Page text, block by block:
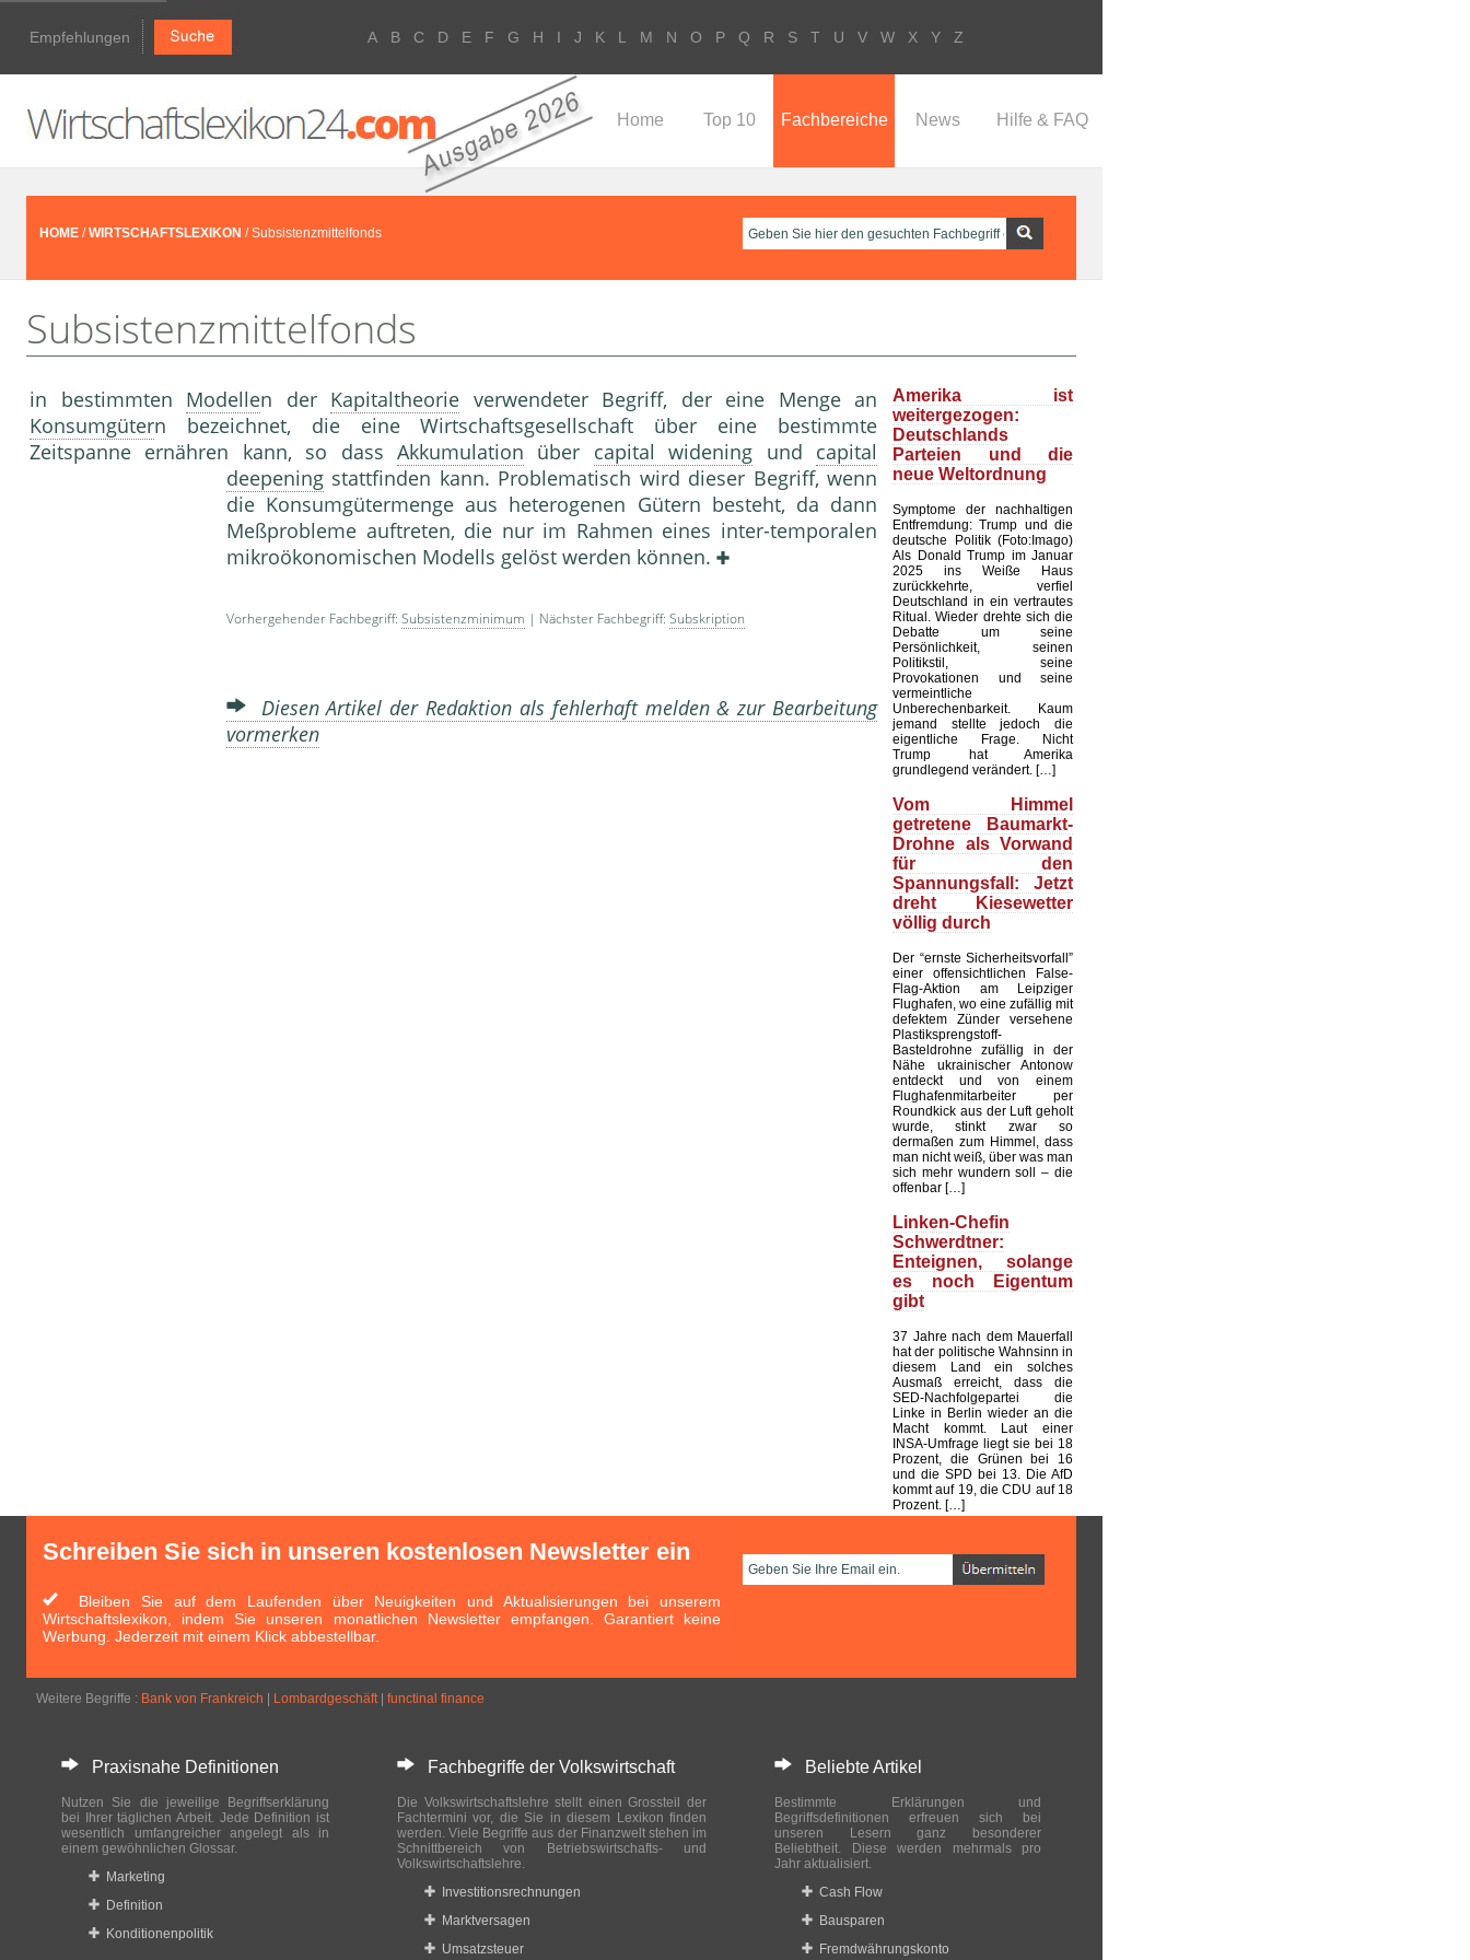
Empfehlungen A B C D E F G H I J K L M N O P Q R S T U V W X Y Z
Home Top 10 Fachbereiche News Hilfe & FAQ
HOME /WIRTSCHAFTSLEXIKON / Subsistenzmittelfonds
Subsistenzmittelfonds
in bestimmten Modellen der Kapitaltheorie verwendeter Begriff, der eine Menge an
Konsumgütern bezeichnet, die eine Wirtschaftsgesellschaft über eine bestimmte
Zeitspanne ernähren kann, so dass Akkumulation über capital widening und capital
deepening stattfinden kann. Problematisch wird dieser Begriff, wenn
die Konsumgütermenge aus heterogenen Gütern besteht, da dann
Meßprobleme auftreten, die nur im Rahmen eines inter-temporalen
mikroökonomischen Modells gelöst werden können.
Vorhergehender Fachbegriff: Subsistenzminimum | Nächster Fachbegriff: Subskription
Diesen Artikel der Redaktion als fehlerhaft melden & zur Bearbeitung
vormerken
Amerika ist
weitergezogen:
Deutschlands
Parteien und die
neue Weltordnung
Symptome der nachhaltigen
Entfremdung: Trump und die
deutsche Politik (Foto:Imago)
Als Donald Trump im Januar
2025 ins Weiße Haus
zurückkehrte, verfiel
Deutschland in ein vertrautes
Ritual. Wieder drehte sich die
Debatte um seine
Persönlichkeit, seinen
Politikstil, seine
Provokationen und seine
vermeintliche
Unberechenbarkeit. Kaum
jemand stellte jedoch die
eigentliche Frage. Nicht
Trump hat Amerika
grundlegend verändert. […]
Vom Himmel
getretene Baumarkt-
Drohne als Vorwand
für den
Spannungsfall: Jetzt
dreht Kiesewetter
völlig durch
Der “ernste Sicherheitsvorfall”
einer offensichtlichen False-
Flag-Aktion am Leipziger
Flughafen, wo eine zufällig mit
defektem Zünder versehene
Plastiksprengstoff-
Basteldrohne zufällig in der
Nähe ukrainischer Antonow
entdeckt und von einem
Flughafenmitarbeiter per
Roundkick aus der Luft geholt
wurde, stinkt zwar so
dermaßen zum Himmel, dass
man nicht weiß, über was man
sich mehr wundern soll – die
offenbar […]
Linken-Chefin
Schwerdtner:
Enteignen, solange
es noch Eigentum
gibt
37 Jahre nach dem Mauerfall
hat der politische Wahnsinn in
diesem Land ein solches
Ausmaß erreicht, dass die
SED-Nachfolgepartei die
Linke in Berlin wieder an die
Macht kommt. Laut einer
INSA-Umfrage liegt sie bei 18
Prozent, die Grünen bei 16
und die SPD bei 13. Die AfD
kommt auf 19, die CDU auf 18
Prozent. […]
Schreiben Sie sich in unseren kostenlosen Newsletter ein
Bleiben Sie auf dem Laufenden über Neuigkeiten und Aktualisierungen bei unserem
Wirtschaftslexikon, indem Sie unseren monatlichen Newsletter empfangen. Garantiert keine
Werbung. Jederzeit mit einem Klick abbestellbar.
Weitere Begriffe : Bank von Frankreich Lombardgeschäft| functinal finance
Praxisnahe Definitionen
Nutzen Sie die jeweilige Begriffserklärung
bei Ihrer täglichen Arbeit. Jede Definition ist
wesentlich umfangreicher angelegt als in
einem gewöhnlichen Glossar.
Marketing
Definition
Konditionenpolitik
Fachbegriffe der Volkswirtschaft
Die Volkswirtschaftslehre stellt einen Grossteil der
Fachtermini vor, die Sie in diesem Lexikon finden
werden. Viele Begriffe aus der Finanzwelt stehen im
Schnittbereich von Betriebswirtschafts- und
Volkswirtschaftslehre.
Investitionsrechnungen
Marktversagen
Umsatzsteuer
Beliebte Artikel
Bestimmte Erklärungen und
Begriffsdefinitionen erfreuen sich bei
unseren Lesern ganz besonderer
Beliebtheit. Diese werden mehrmals pro
Jahr aktualisiert.
Cash Flow
Bausparen
Fremdwährungskonto